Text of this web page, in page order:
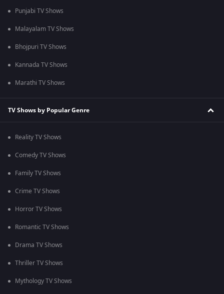
Punjabi TV Shows
Malayalam TV Shows
Bhojpuri TV Shows
Kannada TV Shows
Marathi TV Shows
TV Shows by Popular Genre
Reality TV Shows
Comedy TV Shows
Family TV Shows
Crime TV Shows
Horror TV Shows
Romantic TV Shows
Drama TV Shows
Thriller TV Shows
Mythology TV Shows